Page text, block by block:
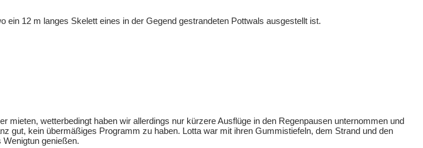
ein 12 m langes Skelett eines in der Gegend gestrandeten Pottwals ausgestellt ist.
wetterbedingt haben wir allerdings nur kürzere Ausflüge in den Regenpausen unternommen und
gut, kein übermäßiges Programm zu haben. Lotta war mit ihren Gummistiefeln, dem Strand und den
genießen.